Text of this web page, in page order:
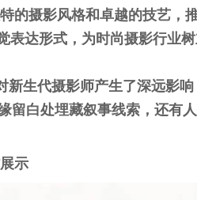
摄影风格和卓越的技艺，
表达形式，为时尚摄影行业
生代摄影师产生了深远影
留白处埋藏叙事线索，还有
示